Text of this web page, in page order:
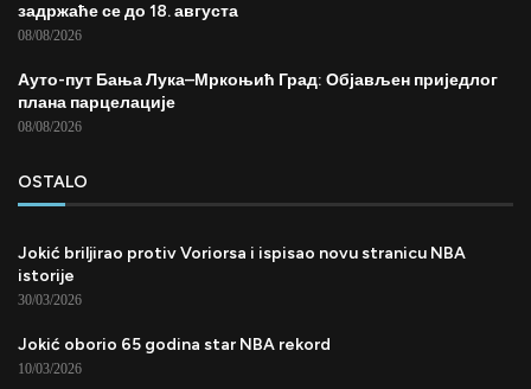
задржаће се до 18. августа
08/08/2026
Ауто-пут Бања Лука–Мркоњић Град: Објављен приједлог
плана парцелације
08/08/2026
OSTALO
Jokić briljirao protiv Voriorsa i ispisao novu stranicu NBA
istorije
30/03/2026
Jokić oborio 65 godina star NBA rekord
10/03/2026